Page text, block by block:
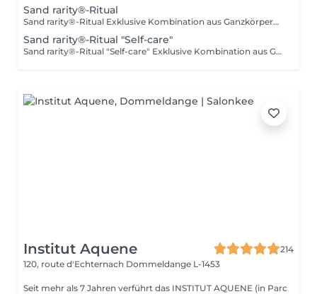
Sand rarity®-Ritual
Sand rarity®-Ritual Exklusive Kombination aus Ganzkörpermassage und regenerierender Gesichtsanwendung mit der Sand Rarity® Pflegeserie. Hochwertige Wirkstoffe und nährende Öle pflegen die Haut intensiv, während ruhige, fließende Massagegriffe den Körper entspannen und die Regeneration unterstützen. Die Behandlung verbindet gezielte Körperarbeit mit luxuriöser Hautpflege und schenkt ein spürbar glattes, genährtes und ausgeglichenes Hautgefühl.
Sand rarity®-Ritual "Self-care"
Sand rarity®-Ritual "Self-care" Exklusive Kombination aus Ganzkörpermassage und Gesichtsanwendung der Sand rarity® Pflegeserie + Heimpflege-Set für ca. 6 Mon. - alles, was sie Ihre Haut braucht. Verwandelt Ihre Hautpflege in ein luxuriöses Wellnesserlebnis.
Institut Aquene
214
120, route d'Echternach Dommeldange L-1453
Seit mehr als 7 Jahren verführt das INSTITUT AQUENE (in Parc